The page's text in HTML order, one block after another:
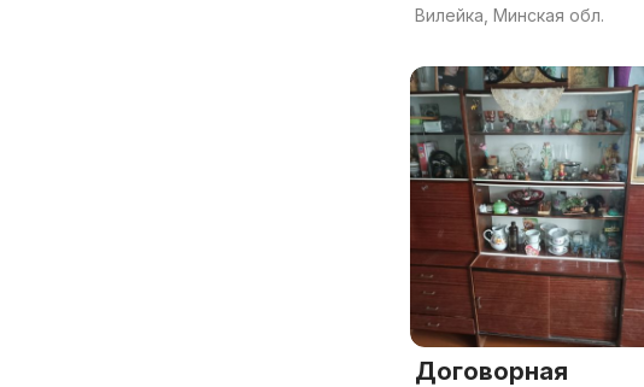
Вилейка, Минская обл.
Договорная